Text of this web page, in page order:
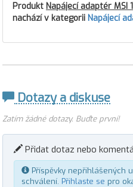
Produkt Napájecí adaptér MSI
nachází v kategorii Napájecí
Dotazy a diskuse
Zatím žádné dotazy. Buďte první!
Přidat dotaz nebo
Příspěvky nepřihlášených
schválení. Přihlaste se pro